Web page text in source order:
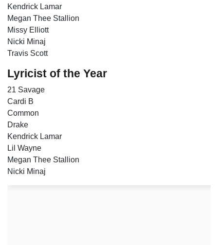
Kendrick Lamar
Megan Thee Stallion
Missy Elliott
Nicki Minaj
Travis Scott
Lyricist of the Year
21 Savage
Cardi B
Common
Drake
Kendrick Lamar
Lil Wayne
Megan Thee Stallion
Nicki Minaj